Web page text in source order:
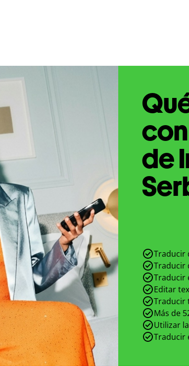
de
Traducir
Traducir
Traducir
Editar
Traducir
Más de
Utilizar
Traducir